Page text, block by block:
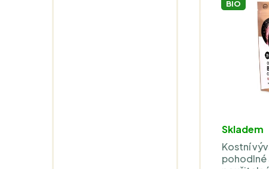
BIO
Skladem
Kostní
pohodlné